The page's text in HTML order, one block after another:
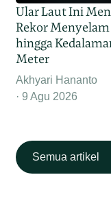
Ular Laut Ini
Rekor Menyelam
hingga
Meter
Akhyari Hananto
9 Agu 2026
Semua artikel